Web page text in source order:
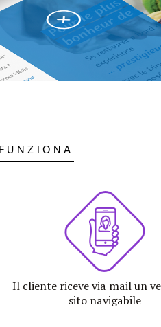
Il cliente riceve via mail un
sito navigabile